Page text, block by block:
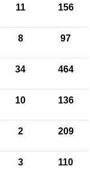
11 156
8 97
34 464
10 136
2 209
3 110